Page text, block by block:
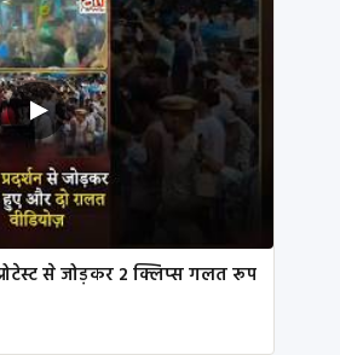
से जोड़कर 2 क्लिप्स गलत रूप